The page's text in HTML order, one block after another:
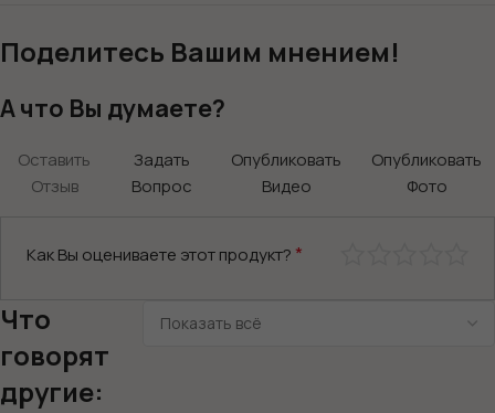
Поделитесь Вашим мнением!
А что Вы думаете?
Оставить
Отзыв
Задать
Вопрос
Опубликовать
Видео
Опубликовать
Фото
Как Вы оцениваете этот продукт? *
Что
говорят
другие: